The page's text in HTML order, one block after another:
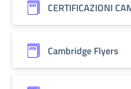
CERTIFICAZIONI
Cambridge Flyers